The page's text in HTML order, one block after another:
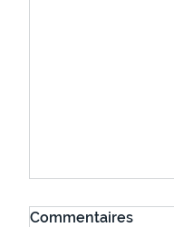
Commentaires